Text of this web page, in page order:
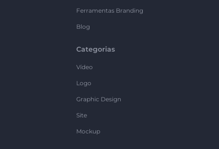
Ferramentas Branding
Blog
Categorias
Vídeo
Logo
Graphic Design
Site
Mockup